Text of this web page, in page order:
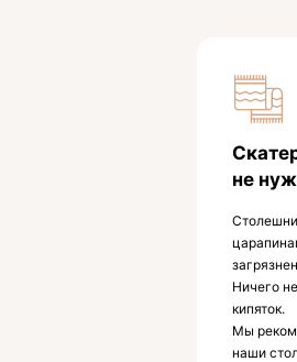
не
Ничего
кипяток.
Мы
наши